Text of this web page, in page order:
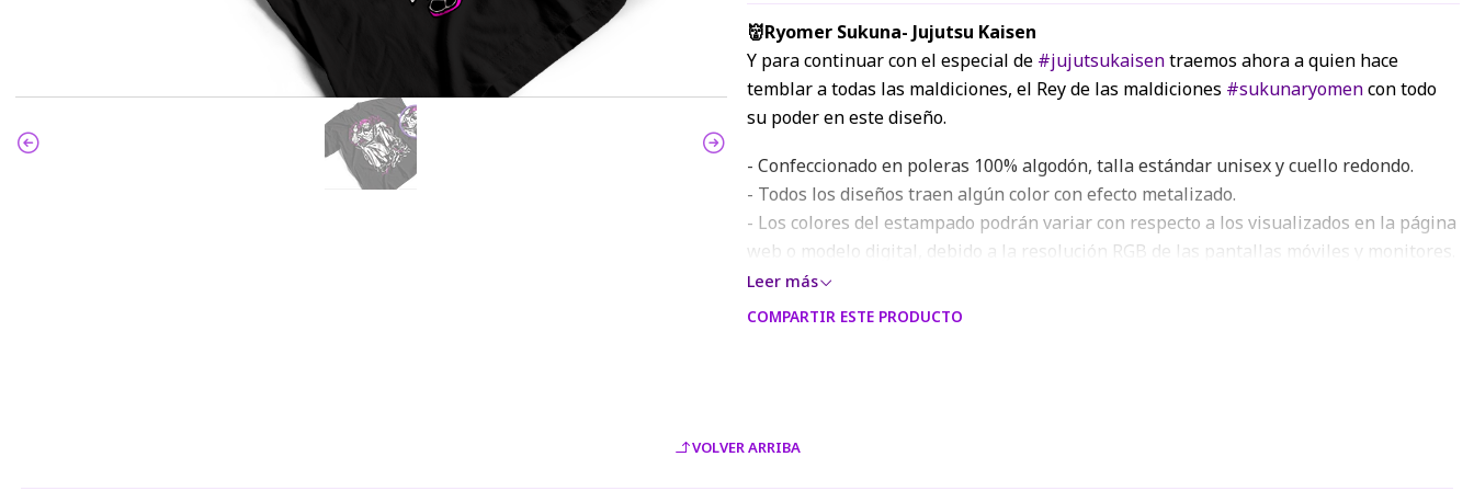
👹Ryomer Sukuna- Jujutsu Kaisen
Y para continuar con el especial de #jujutsukaisentraemos ahora a quien hace
temblar a todas las maldiciones, el Rey de las maldiciones #sukunaryomencon todo
su poder en este diseño.
- Confeccionado en poleras 100% algodón, talla estándar unisex y cuello redondo.
- Todos los diseños traen algún color con efecto metalizado.
- Los colores del estampado podrán variar con respecto a los visualizados en la página
web o modelo digital, debido a la resolución RGB de las pantallas móviles y monitores.
Leer más
COMPARTIR ESTE PRODUCTO
VOLVER ARRIBA